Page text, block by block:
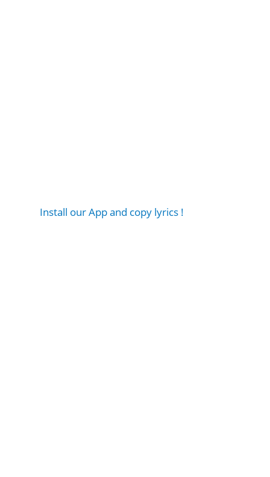
Install our App and copy lyrics !